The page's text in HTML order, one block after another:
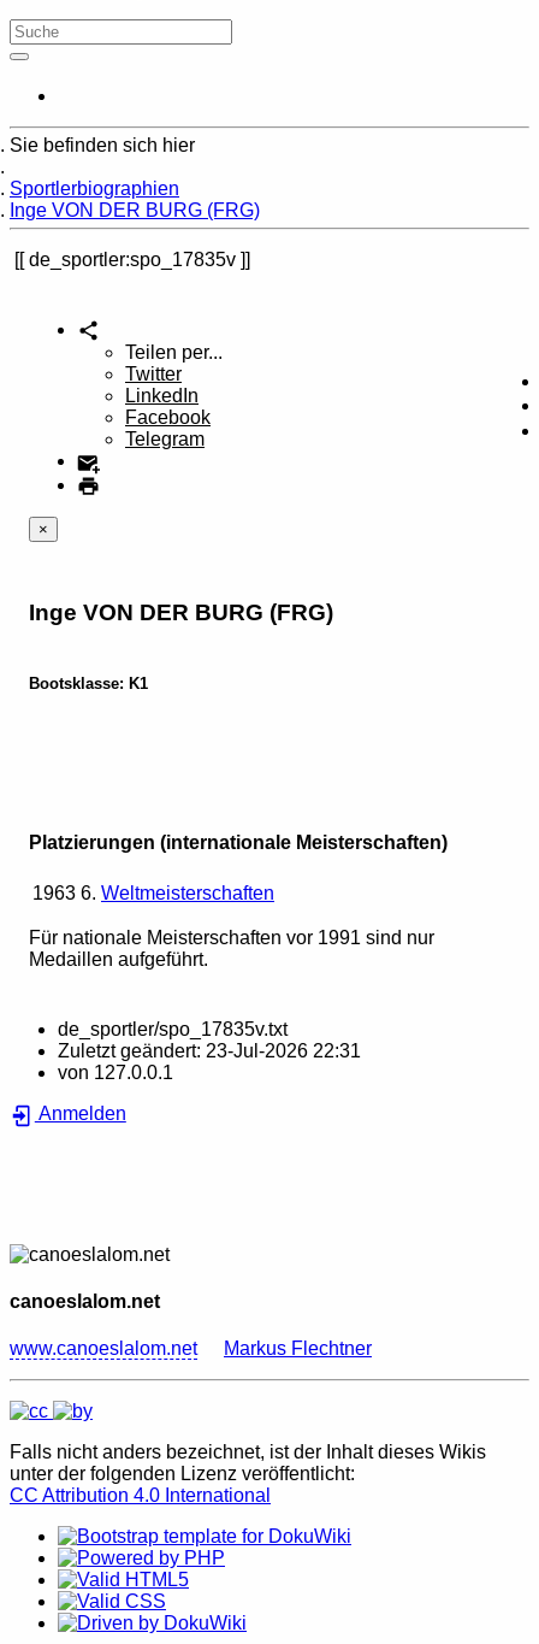
Sie befinden sich hier
Sportlerbiographien
Inge VON DER BURG (FRG)
de_sportler:spo_17835v
Teilen per...
Twitter
LinkedIn
Facebook
Telegram
×
Inge VON DER BURG (FRG)
Bootsklasse: K1
Platzierungen (internationale Meisterschaften)
1963 6. Weltmeisterschaften
Für nationale Meisterschaften vor 1991 sind nur
Medaillen aufgeführt.
de_sportler/spo_17835v.txt
Zuletzt geändert: 23-Jul-2026 22:31
von 127.0.0.1
Anmelden
canoeslalom.net
www.canoeslalom.net Markus Flechtner
Falls nicht anders bezeichnet, ist der Inhalt dieses Wikis
unter der folgenden Lizenz veröffentlicht:
CC Attribution 4.0 International